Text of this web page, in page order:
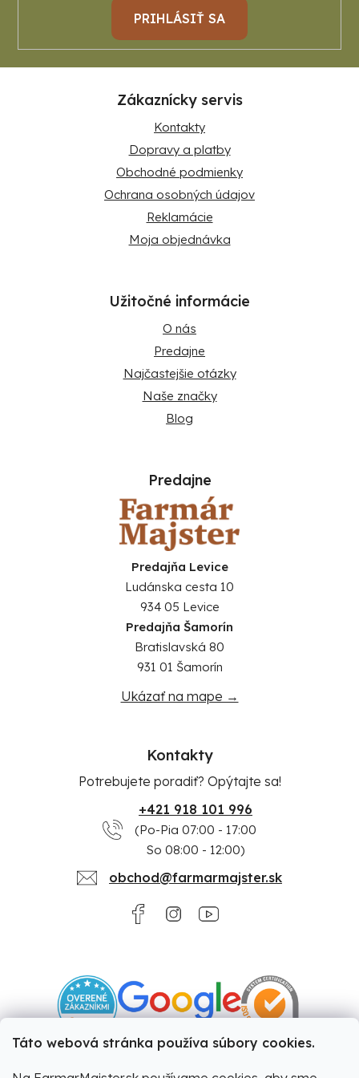
Táto webová stránka používa súbory cookies.
PRIHLÁSIŤ SA
Zákaznícky servis
Kontakty
Dopravy a platby
Obchodné podmienky
Ochrana osobných údajov
Reklamácie
Moja objednávka
Užitočné informácie
O nás
Predajne
Najčastejšie otázky
Naše značky
Blog
Predajne
Predajňa Levice
Ludánska cesta 10
934 05 Levice
Predajňa Šamorín
Bratislavská 80
931 01 Šamorín
Ukázať na mape →
Kontakty
Potrebujete poradiť? Opýtajte sa!
+421 918 101 996
(Po-Pia 07:00 - 17:00
So 08:00 - 12:00)
obchod@farmarmajster.sk